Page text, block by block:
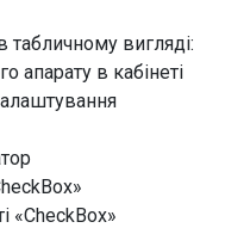
табличному вигляді:
апарату в кабінеті
«CheckBox»